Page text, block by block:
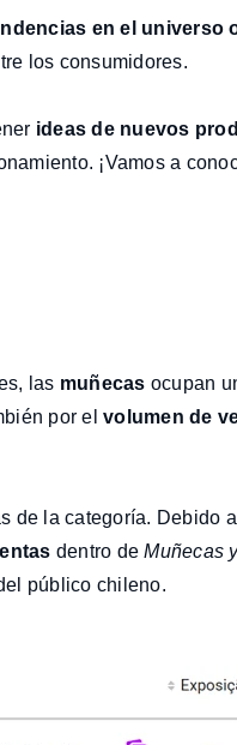
en el universo
los consumidores.
ideas de nuevos
¡Vamos a
las muñecas ocupan
por el volumen de
de la categoría. Debido
dentro deMuñecas
público chileno.